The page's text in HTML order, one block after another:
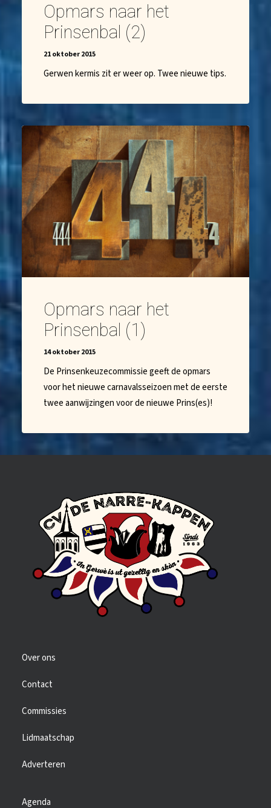
Opmars naar het
Prinsenbal (2)
21 oktober 2015
Gerwen kermis zit er weer op. Twee nieuwe tips.
Opmars naar het
Prinsenbal (1)
14 oktober 2015
De Prinsenkeuzecommissie geeft de opmars
voor het nieuwe carnavalsseizoen met de eerste
twee aanwijzingen voor de nieuwe Prins(es)!
Over ons
Contact
Commissies
Lidmaatschap
Adverteren
Agenda